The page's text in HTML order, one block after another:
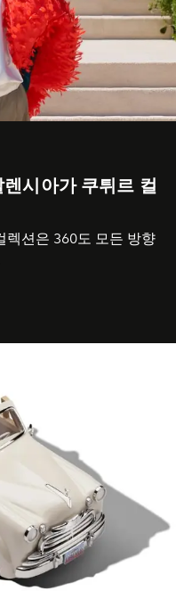
시아가 쿠튀르 컬
렉션은 360도 모든 방향